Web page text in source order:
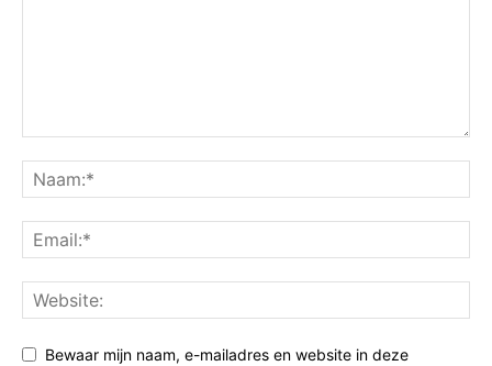
Bewaar mijn naam, e-mailadres en website in deze